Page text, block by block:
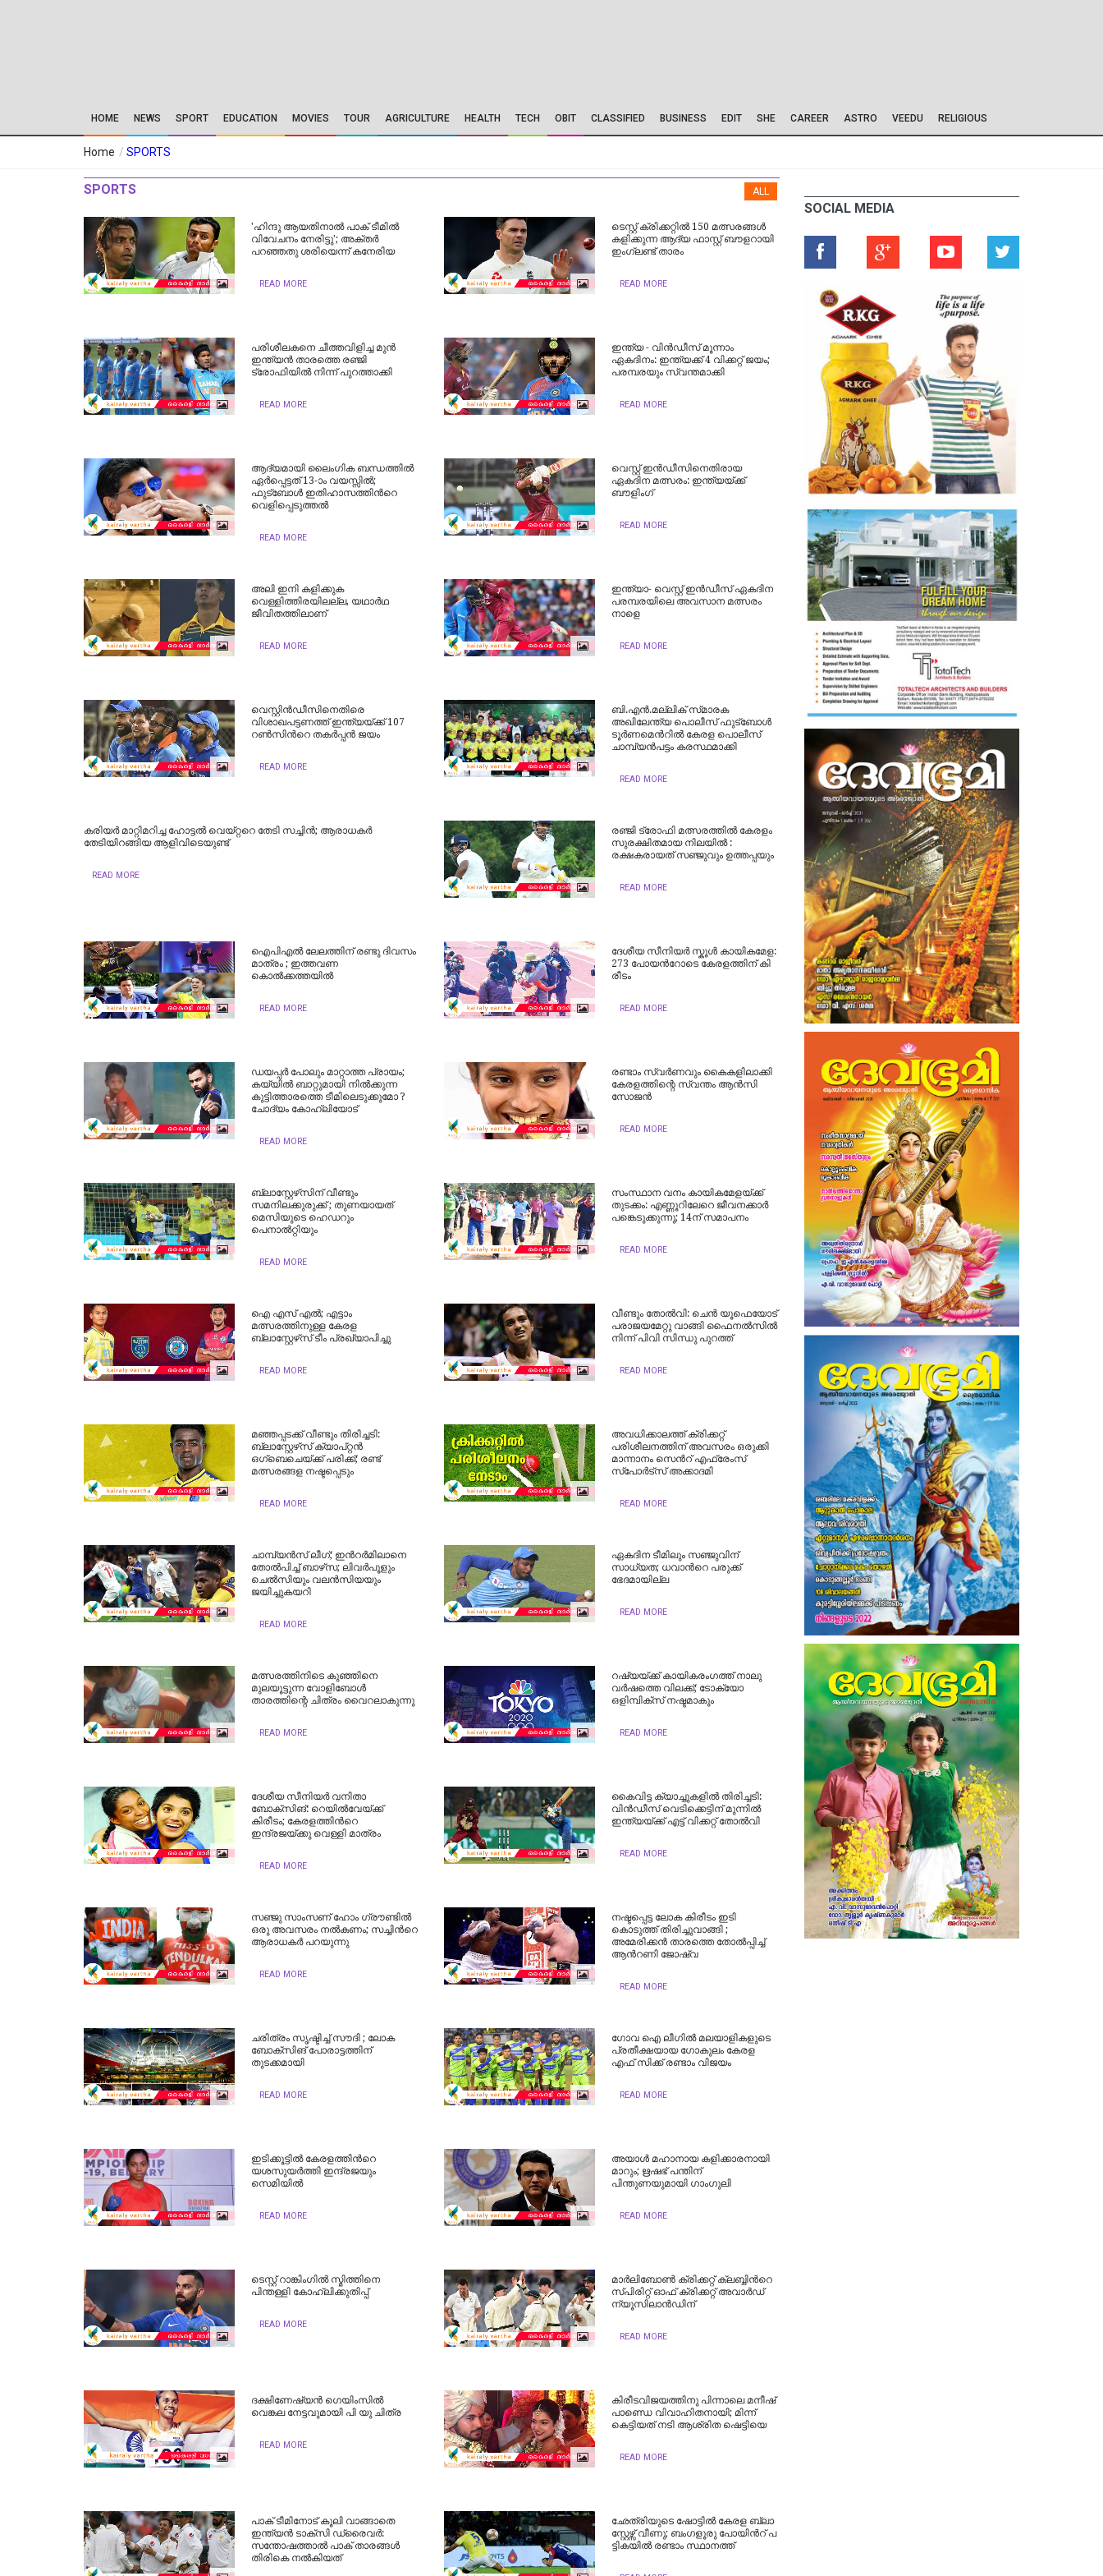
HOME NEWS SPORT EDUCATION MOVIES TOUR AGRICULTURE HEALTH TECH OBIT CLASSIFIED BUSINESS EDIT SHE CAREER ASTRO VEEDU RELIGIOUS
Home / SPORTS
SPORTS ALL
'ഹിന്ദു ആയതിനാല്‍ പാക് ടീമിൽ
വിവേചനം നേരിട്ടു'; അക്തർ
പറഞ്ഞതു ശരിയെന്ന് കനേരിയ
READ MORE
ടെസ്റ്റ് ക്രിക്കറ്റില്‍ 150 മത്സരങ്ങള്‍
കളിക്കുന്ന ആദ്യ ഫാസ്റ്റ് ബൗളറായി
ഇംഗ്ലണ്ട് താരം
READ MORE
പരിശീലകനെ ചീത്തവിളിച്ച മുന്‍
ഇന്ത്യന്‍ താരത്തെ രഞ്ജി
ട്രോഫിയില്‍ നിന്ന് പുറത്താക്കി
READ MORE
ഇന്ത്യ - വിന്‍ഡീസ്‌ മൂന്നാം
ഏകദിനം: ഇന്ത്യക്ക്‌ 4 വിക്കറ്റ്‌ ജയം;
പരമ്പരയും സ്വന്തമാക്കി
READ MORE
ആദ്യമായി ലൈംഗിക ബന്ധത്തില്‍
ഏര്‍പ്പെട്ടത് 13-ാം വയസ്സിൽ;
ഫുട്ബോൾ ഇതിഹാസത്തിന്‍റെ
വെളിപ്പെടുത്തൽ
READ MORE
വെസ്റ്റ് ഇന്‍ഡീസിനെതിരായ
ഏകദിന മത്സരം: ഇന്ത്യയ്ക്ക്
ബൗളിംഗ്
READ MORE
അലി ഇനി കളിക്കുക
വെള്ളിത്തിരയിലല്ല, യഥാര്‍ഥ
ജീവിതത്തിലാണ്
READ MORE
ഇന്ത്യാ- വെസ്റ്റ് ഇന്‍ഡീസ് ഏകദിന
പരമ്പരയിലെ അവസാന മത്സരം
നാളെ
READ MORE
വെസ്റ്റിന്‍ഡീസിനെതിരെ
വിശാഖപട്ടണത്ത് ഇന്ത്യയ്ക്ക് 107
റണ്‍സിന്‍റെ തകര്‍പ്പന്‍ ജയം
READ MORE
ബി.എന്‍.മല്ലിക് സ്‌മാരക
അഖിലേന്ത്യ പൊലീസ് ഫുട്‌ബോള്‍
ടൂര്‍ണമെന്‍റില്‍ കേരള പൊലീസ്
ചാമ്പ്യന്‍പട്ടം കരസ്ഥമാക്കി
READ MORE
കരിയര്‍ മാറ്റിമറിച്ച ഹോട്ടല്‍ വെയ്റ്ററെ തേടി സച്ചിന്‍; ആരാധകര്‍
തേടിയിറങ്ങിയ ആളിവിടെയുണ്ട്
READ MORE
രഞ്ജി ട്രോഫി മത്സരത്തില്‍ കേരളം
സുരക്ഷിതമായ നിലയില്‍ :
രക്ഷകരായത് സഞ്ജുവും ഉത്തപ്പയും
READ MORE
ഐപിഎല്‍ ലേലത്തിന് രണ്ടു ദിവസം
മാത്രം ; ഇത്തവണ
കൊല്‍ക്കത്തയില്‍
READ MORE
ദേ​ശീ​യ സീ​നി​യ​ര്‍ സ്കൂ​ള്‍ കാ​യി​ക​മേ​ള:
273 പോയന്‍റോടെ കേ​ര​ളത്തിന് കി​
രീ​ടം
READ MORE
ഡയപ്പര്‍ പോലും മാറ്റാത്ത പ്രായം;
കയ്യില്‍ ബാറ്റുമായി നില്‍ക്കുന്ന
കുട്ടിത്താരത്തെ ടീമിലെടുക്കുമോ ?
ചോദ്യം കോഹ്‌ലിയോട്
READ MORE
രണ്ടാം സ്വര്‍ണവും കൈകളിലാക്കി
കേരളത്തിന്റെ സ്വന്തം ആന്‍സി
സോജന്‍
READ MORE
ബ്ലാസ്റ്റേഴ്‌സിന് വീണ്ടും
സമനിലക്കുരുക്ക് ; തുണയായത്
മെസിയുടെ ഹെഡറും
പെനാല്‍റ്റിയും
READ MORE
സംസ്ഥാന വനം കായികമേളയ്ക്ക്
തുടക്കം: എണ്ണൂറിലേറെ ജീവനക്കാര്‍
പങ്കെടുക്കുന്നു; 14ന് സമാപനം
READ MORE
ഐ എസ് എല്‍; എട്ടാം
മത്സരത്തിനുള്ള കേരള
ബ്ലാസ്റ്റേഴ്‌സ് ടീം പ്രഖ്യാപിച്ചു
READ MORE
വീണ്ടും തോല്‍വി: ചെന്‍ യൂഫെയോട്
പരാജയമേറ്റു വാങ്ങി ഫൈനല്‍സില്‍
നിന്ന് പിവി സിന്ധു പുറത്ത്
READ MORE
മഞ്ഞപ്പടക്ക് വീണ്ടും തിരിച്ചടി:
ബ്ലാസ്റ്റേഴ്‌സ് ക്യാപ്റ്റന്‍
ഒഗ്‌ബെചെയ്ക്ക് പരിക്ക്; രണ്ട്
മത്സരങ്ങള‍ നഷ്ടപ്പെടും
READ MORE
അവധിക്കാലത്ത് ക്രിക്കറ്റ്
പരിശീലനത്തിന് അവസരം ഒരുക്കി
മാന്നാനം സെന്‍റ് എഫ്രേംസ്
സ്‌പോര്‍ട്‌സ് അക്കാദമി
READ MORE
ചാമ്പ്യന്‍സ് ലീഗ്; ഇന്‍റര്‍മിലാനെ
തോല്‍പിച്ച്‌ ബാഴ്‌സ; ലിവര്‍പൂളും
ചെല്‍സിയും വലന്‍സിയയും
ജയിച്ചുകയറി
READ MORE
ഏകദിന ടീമിലും സഞ്ജുവിന്
സാധ്യത; ധവാന്‍റെ പരുക്ക്
ഭേദമായില്ല
READ MORE
മത്സരത്തിനിടെ കുഞ്ഞിനെ
മുലയൂട്ടുന്ന വോളിബോള്‍
താരത്തിന്റെ ചിത്രം വൈറലാകുന്നു
READ MORE
റഷ്യയ്ക്ക് കായികരംഗത്ത് നാലു
വര്‍ഷത്തെ വിലക്ക്; ടോക്യോ
ഒളിമ്പിക്‌സ് നഷ്ടമാകും
READ MORE
ദേശീയ സീനിയര്‍ വനിതാ
ബോക്‌സിങ്‌: റെയില്‍വേയ്‌ക്ക്
കിരീടം; കേരളത്തിന്‍റെ
ഇന്ദ്രജയ്‌ക്കു വെള്ളി മാത്രം
READ MORE
കൈവിട്ട ക്യാച്ചുകളില്‍ തിരിച്ചടി:
വിൻഡീസ് വെടിക്കെട്ടിന് മുന്നില്‍
ഇന്ത്യയ്ക്ക് എട്ട് വിക്കറ്റ് തോൽവി
READ MORE
സഞ്ജു സാംസണ് ഹോം ഗ്രൗണ്ടില്‍
ഒരു അവസരം നല്‍കണം; സച്ചിന്‍റെ
ആരാധകര്‍ പറയുന്നു
READ MORE
നഷ്ടപ്പെട്ട ലോക കിരീടം ഇടി
കൊടുത്ത് തിരിച്ചുവാങ്ങി ;
അമേരിക്കന്‍ താരത്തെ തോല്‍പ്പിച്ച്
ആന്‍റണി ജോഷ്വ
READ MORE
ചരിത്രം സൃഷ്ടിച്ച് സൗദി ; ലോക
ബോക്‌സിങ് പോരാട്ടത്തിന്
തുടക്കമായി
READ MORE
ഗോവ ഐ ലീഗില്‍ മലയാളികളുടെ
പ്രതീക്ഷയായ ഗോകുലം കേരള
എഫ് സിക്ക് രണ്ടാം വിജയം
READ MORE
ഇടിക്കൂട്ടില്‍ കേരളത്തിന്‍റെ
യശസുയര്‍ത്തി ഇന്ദ്രജയും
സെമിയില്‍
READ MORE
അയാള്‍ മഹാനായ കളിക്കാരനായി
മാറും; ഋഷഭ് പന്തിന്
പിന്തുണയുമായി ഗാംഗുലി
READ MORE
ടെസ്റ്റ് റാങ്കിംഗില്‍ സ്മിത്തിനെ
പിന്തള്ളി കോഹ്‌ലിക്കുതിപ്പ്
READ MORE
മാര്‍ലിബോണ്‍ ക്രിക്കറ്റ് ക്ലബ്ബിന്‍റെ
സ്‌പിരിറ്റ്‌ ഓഫ് ക്രിക്കറ്റ് അവാര്‍ഡ്
ന്യൂസിലാന്‍ഡിന്
READ MORE
ദക്ഷിണേഷ്യന്‍ ഗെയിംസില്‍
വെങ്കല നേട്ടവുമായി പി യു ചിത്ര
READ MORE
കിരീടവിജയത്തിനു പിന്നാലെ മനീഷ്
പാണ്ഡെ വിവാഹിതനായി; മിന്ന്
കെട്ടിയത് നടി ആശ്രിത ഷെട്ടിയെ
READ MORE
പാക് ടീമിനോട് കൂലി വാങ്ങാതെ
ഇന്ത്യന്‍ ടാക്‌സി ഡ്രൈവര്‍:
സന്തോഷത്താല്‍ പാക് താരങ്ങള്‍
തിരികെ നല്‍കിയത്
ഛേത്രി​യു​ടെ ഷോ​ട്ടി​ല്‍ കേ​ര​ള ബ്ലാ​
സ്റ്റേ​ഴ്സ് വീ​ണു; ബം​ഗ​ളൂ​രു പോ​യി​ന്‍റ് പ​
ട്ടി​ക​യി​ല്‍ ര​ണ്ടാം സ്ഥാ​ന​ത്ത്
SOCIAL MEDIA